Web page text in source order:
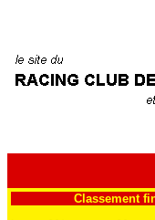
Classement